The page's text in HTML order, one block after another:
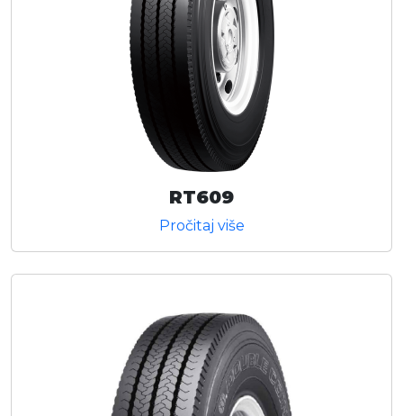
RT609
Pročitaj više